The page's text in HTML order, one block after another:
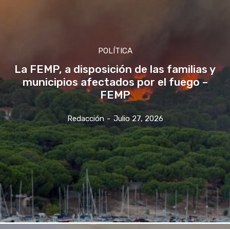
POLÍTICA
La FEMP, a disposición de las familias y
municipios afectados por el fuego –
FEMP
Redacción - Julio 27, 2026